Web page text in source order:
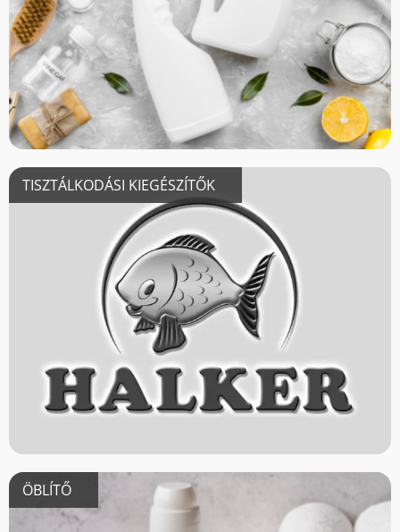
TISZTÁLKODÁSI KIEGÉSZÍTŐK
ÖBLÍTŐ